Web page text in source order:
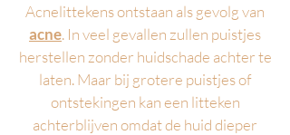
Acnelittekens ontstaan als gevolg van
acne. In veel gevallen zullen puistjes
herstellen zonder huidschade achter te
laten. Maar bij grotere puistjes of
ontstekingen kan een litteken
achterblijven omdat de huid dieper